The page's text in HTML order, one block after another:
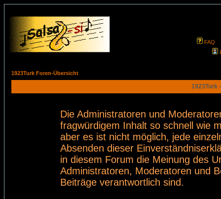
FAQ
1923Turk Foren-Übersicht
1923Turk
Die Administratoren und
fragwürdigem Inhalt so schnell wie
aber es ist nicht möglich, jede
Absenden dieser
in diesem Forum die Meinung des
Administratoren, Moderatoren und
Beiträge verantwortlich sind.